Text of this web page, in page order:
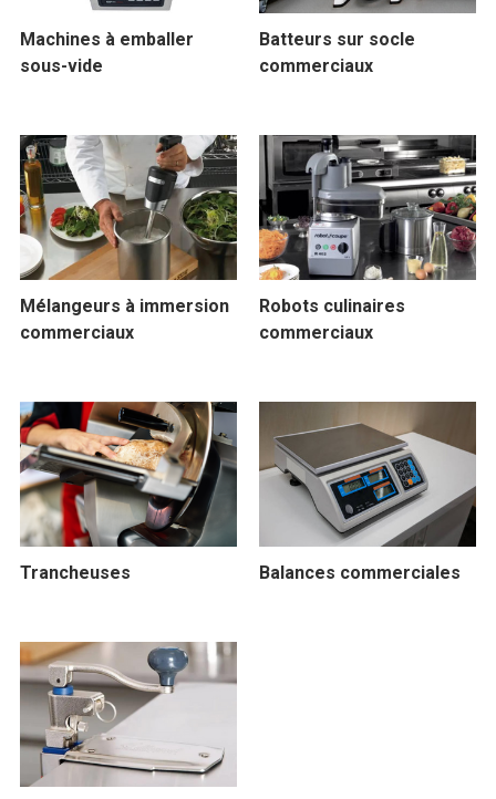
Machines à emballer
sous-vide
Batteurs sur socle
commerciaux
Mélangeurs à immersion
commerciaux
Robots culinaires
commerciaux
Trancheuses Balances commerciales